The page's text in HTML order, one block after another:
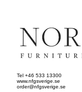
Tel +46 533 13300
www.nfgsverige.se
order@nfgsverige.se